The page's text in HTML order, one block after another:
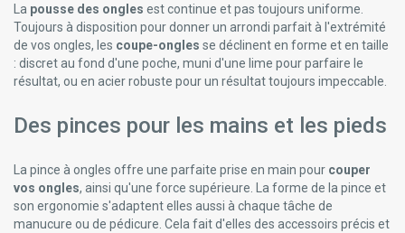
La pousse des ongles est continue et pas toujours uniforme.
Toujours à disposition pour donner un arrondi parfait à l'extrémité
de vos ongles, les coupe-ongles se déclinent en forme et en taille
: discret au fond d'une poche, muni d'une lime pour parfaire le
résultat, ou en acier robuste pour un résultat toujours impeccable.
Des pinces pour les mains et les pieds
La pince à ongles offre une parfaite prise en main pour couper
vos ongles, ainsi qu'une force supérieure. La forme de la pince et
son ergonomie s'adaptent elles aussi à chaque tâche de
manucure ou de pédicure. Cela fait d'elles des accessoirs précis et